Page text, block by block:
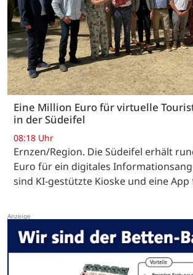
Eine Million Euro für virtuelle
in der Südeifel
08:18 Uhr
Ernzen/Region. Die Südeifel erhält
Euro für ein digitales
sind KI-gestützte Kioske und eine App